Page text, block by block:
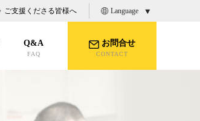
ご支援くださる皆様へ Language
Q&A
FAQ
お問合せ
CONTACT